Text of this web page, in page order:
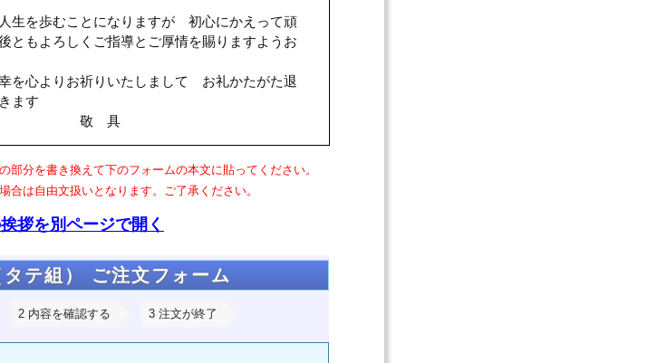
生を歩むことになりますが 初心にかえって頑
もよろしくご指導とご厚情を賜りますようお
を心よりお祈りいたしまして お礼かたがた退
ます
部分を書き換えて下のフォームの本文に貼ってください。
合は自由文扱いとなります。ご了承ください。
拶を別ページで開く